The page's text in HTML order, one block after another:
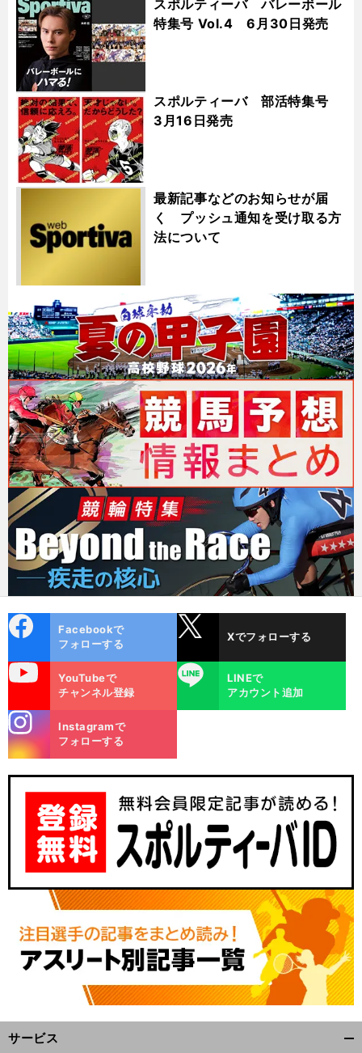
スポルティーバ バレーボール
特集号 Vol.4 6月30日発売
スポルティーバ 部活特集号
3月16日発売
最新記事などのお知らせが届
く プッシュ通知を受け取る方
法について
ok
Facebookで
フォローする
Xでフォローする
YouTubeで
チャンネル登録
LINE
LINEで
アカウント追加
m
Instagramで
フォローする
サービス